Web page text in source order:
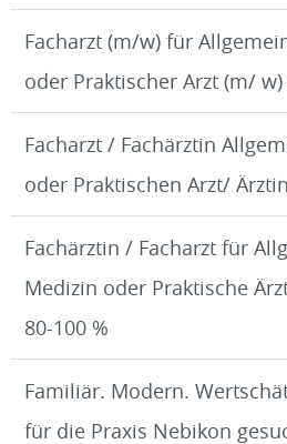
Facharzt (m/w) für
oder Praktischer Arzt (m/ w)
Facharzt / Fachärztin
oder Praktischen Arzt/
Fachärztin / Facharzt für
Medizin oder Praktische
80-100 %
Familiär. Modern.
für die Praxis Nebikon